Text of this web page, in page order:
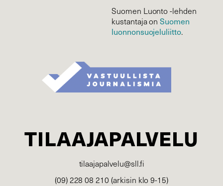
Suomen Luonto -lehden
kustantaja onSuomen
luonnonsuojelu­liitto.
TILAAJAPALVELU
tilaajapalvelu@sll.fi
(09) 228 08 210 (arkisin klo 9-15)